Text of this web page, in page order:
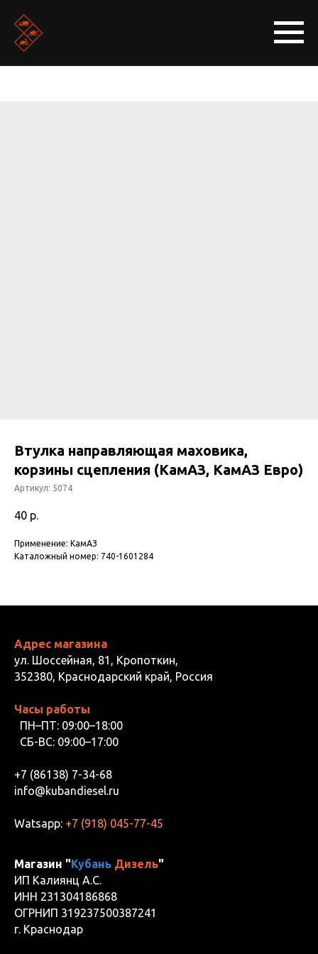
Втулка направляющая маховика,
корзины сцепления (КамАЗ, КамАЗ Евро)
Артикул: 5074
40 р.
Применение: КамАЗ
Каталожный номер: 740-1601284
Адрес магазина
ул. Шоссейная, 81, Кропоткин,
352380, Краснодарский край, Россия
Часы работы
ПН–ПТ: 09:00–18:00
СБ-ВС: 09:00–17:00
+7 (86138) 7-34-68
info@kubandiesel.ru
Watsapp: +7 (918) 045-77-45
Магазин "Кубань Дизель"
ИП Калиянц А.С.
ИНН 231304186868
ОГРНИП 319237500387241
г. Краснодар